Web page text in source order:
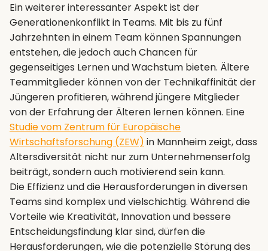
Ein weiterer interessanter Aspekt ist der
Generationenkonflikt in Teams. Mit bis zu fünf
Jahrzehnten in einem Team können Spannungen
entstehen, die jedoch auch Chancen für
gegenseitiges Lernen und Wachstum bieten. Ältere
Teammitglieder können von der Technikaffinität der
Jüngeren profitieren, während jüngere Mitglieder
von der Erfahrung der Älteren lernen können. Eine
Studie vom Zentrum für Europäische
Wirtschaftsforschung (ZEW) in Mannheim zeigt, dass
Altersdiversität nicht nur zum Unternehmenserfolg
beiträgt, sondern auch motivierend sein kann.
Die Effizienz und die Herausforderungen in diversen
Teams sind komplex und vielschichtig. Während die
Vorteile wie Kreativität, Innovation und bessere
Entscheidungsfindung klar sind, dürfen die
Herausforderungen, wie die potenzielle Störung des